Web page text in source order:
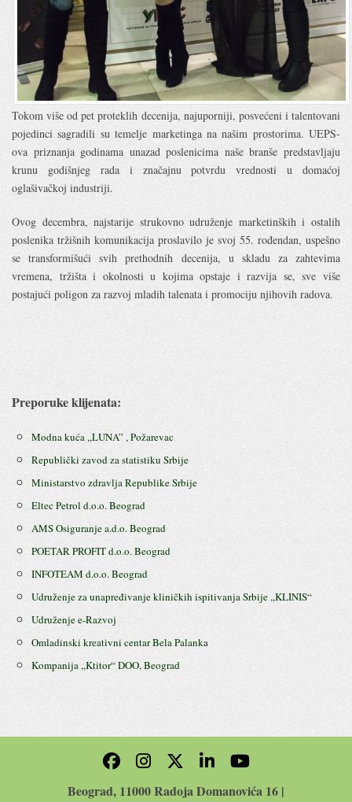
Tokom više od pet proteklih decenija, najuporniji, posvećeni i talentovani
pojedinci sagradili su temelje marketinga na našim prostorima. UEPS-
ova priznanja godinama unazad poslenicima naše branše predstavljaju
krunu godišnjeg rada i značajnu potvrdu vrednosti u domaćoj
oglašivačkoj industriji.
Ovog decembra, najstarije strukovno udruženje marketinških i ostalih
poslenika tržišnih komunikacija proslavilo je svoj 55. rođendan, uspešno
se transformišući svih prethodnih decenija, u skladu za zahtevima
vremena, tržišta i okolnosti u kojima opstaje i razvija se, sve više
postajući poligon za razvoj mladih talenata i promociju njihovih radova.
Preporuke klijenata:
Modna kuća ,,LUNA” , Požarevac
Republički zavod za statistiku Srbije
Ministarstvo zdravlja Republike Srbije
Eltec Petrol d.o.o. Beograd
AMS Osiguranje a.d.o. Beograd
POETAR PROFIT d.o.o. Beograd
INFOTEAM d.o.o. Beograd
Udruženje za unapređivanje kliničkih ispitivanja Srbije ,,KLINIS“
Udruženje e-Razvoj
Omladinski kreativni centar Bela Palanka
Kompanija ,,Ktitor“ DOO, Beograd
Beograd, 11000 Radoja Domanovića 16 |